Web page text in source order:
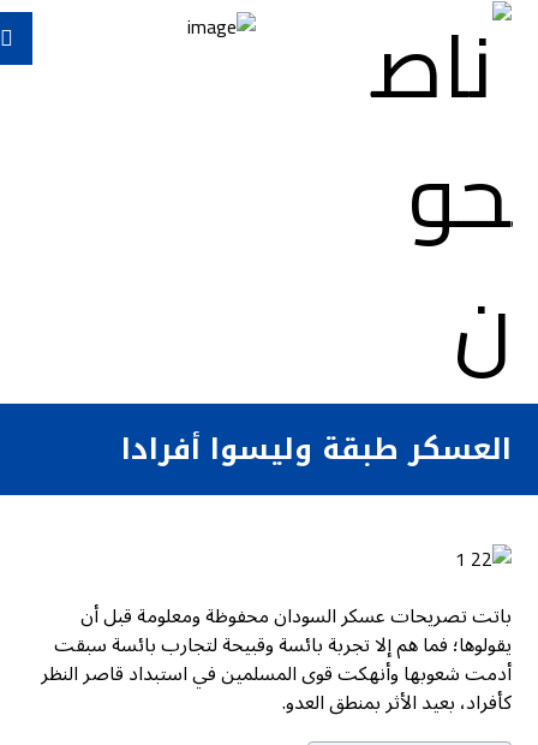
العسكر طبقة وليسوا أفرادا
باتت تصريحات عسكر السودان محفوظة ومعلومة قبل أن
يقولوها؛ فما هم إلا تجربة بائسة وقبيحة لتجارب بائسة سبقت
أدمت شعوبها وأنهكت قوى المسلمين في استبداد قاصر النظر
كأفراد، بعيد الأثر بمنطق العدو.